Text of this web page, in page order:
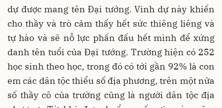
dự được mang tên Đại tướng. Vinh dự này khiến
cho thầy và trò cảm thấy hết sức thiêng liêng và
tự hào và sẽ nỗ lực phấn đấu hết mình để xứng
danh tên tuổi của Đại tướng. Trường hiện có 252
học sinh theo học, trong đó có tới gần 92% là con
em các dân tộc thiểu số địa phương, trên một nửa
số thầy cô của trường cũng là người dân tộc địa